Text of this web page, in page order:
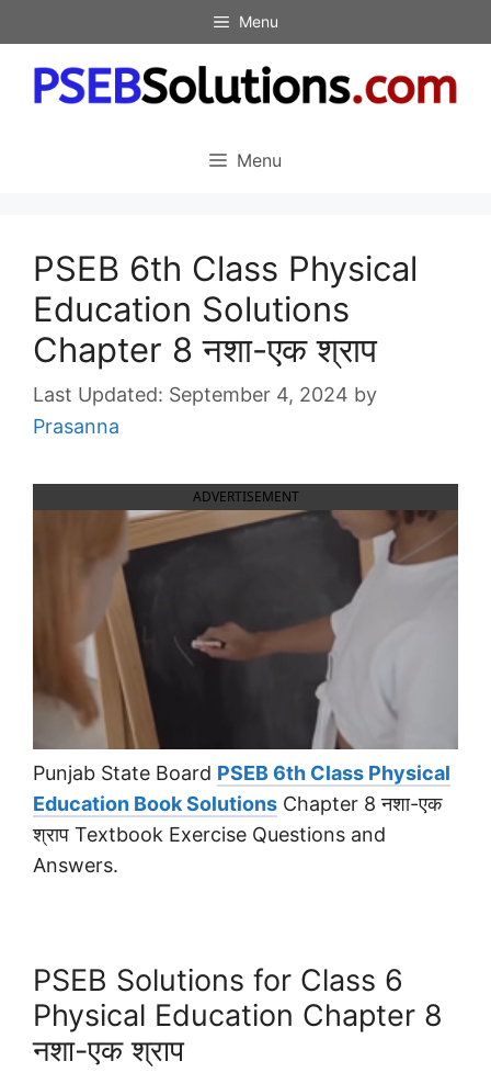
to
content
Menu
Menu
PSEB 6th Class Physical
Education Solutions
Chapter 8 नशा-एक श्राप
September 4, 2024 by
Prasanna
ADVERTISEMENT
Punjab State Board PSEB 6th Class Physical
Education Book Solutions Chapter 8 नशा-एक
श्राप Textbook Exercise Questions and
Answers.
PSEB Solutions for Class 6
Physical Education Chapter 8
नशा-एक श्राप